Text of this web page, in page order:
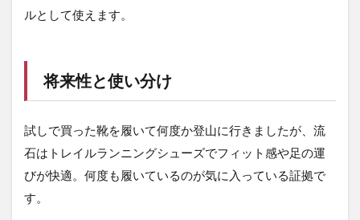
ルとして使えます。
将来性と使い分け
試しで買った靴を履いて何度か登山に行きましたが、流
石はトレイルランニングシューズでフィット感や足の運
びが快適。何度も履いているのが気に入っている証拠で
す。